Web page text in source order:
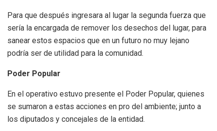
Para que después ingresara al lugar la segunda fuerza que
sería la encargada de remover los desechos del lugar, para
sanear estos espacios que en un futuro no muy lejano
podría ser de utilidad para la comunidad.
Poder Popular
En el operativo estuvo presente el Poder Popular, quienes
se sumaron a estas acciones en pro del ambiente; junto a
los diputados y concejales de la entidad.